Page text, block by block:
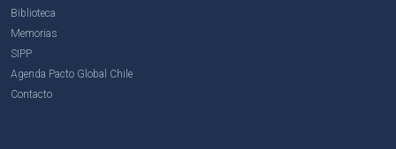
Biblioteca
Memorias
SIPP
Agenda Pacto Global Chile
Contacto